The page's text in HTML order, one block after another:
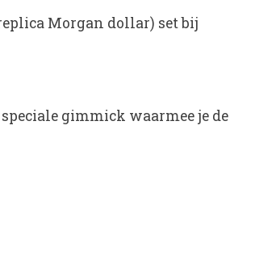
Morgan dollar) set bij
gimmick waarmee je de